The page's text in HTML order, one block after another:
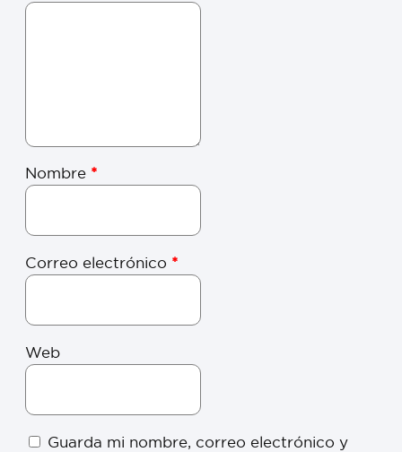
Nombre *
Correo electrónico *
Web
Guarda mi nombre, correo electrónico y